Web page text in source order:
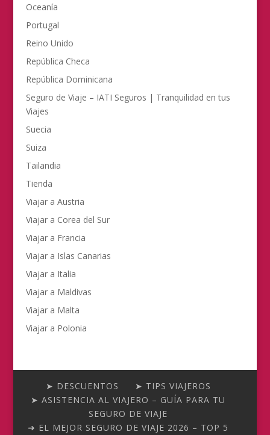
Oceanía
Portugal
Reino Unido
República Checa
República Dominicana
Seguro de Viaje – IATI Seguros | Tranquilidad en tus
Viajes
Suecia
Suiza
Tailandia
Tienda
Viajar a Austria
Viajar a Corea del Sur
Viajar a Francia
Viajar a Islas Canarias
Viajar a Italia
Viajar a Maldivas
Viajar a Malta
Viajar a Polonia
➤ DESCUENTOS
➤ TIPS VIAJEROS
➤ ASISTENCIA AL VIAJERO – GUÍA PARA TU
SEGURO DE VIAJE
➜ EL MEJOR SEGURO DE VIAJE 2026 – TOP 5